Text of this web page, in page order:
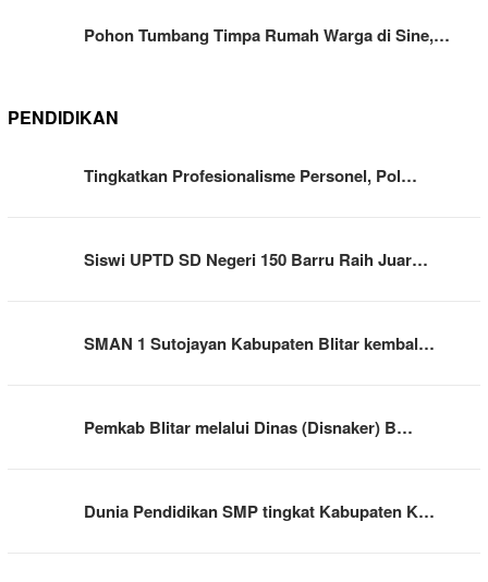
Pohon Tumbang Timpa Rumah Warga di Sine,…
PENDIDIKAN
Tingkatkan Profesionalisme Personel, Pol…
Siswi UPTD SD Negeri 150 Barru Raih Juar…
SMAN 1 Sutojayan Kabupaten Blitar kembal…
Pemkab Blitar melalui Dinas (Disnaker) B…
Dunia Pendidikan SMP tingkat Kabupaten K…